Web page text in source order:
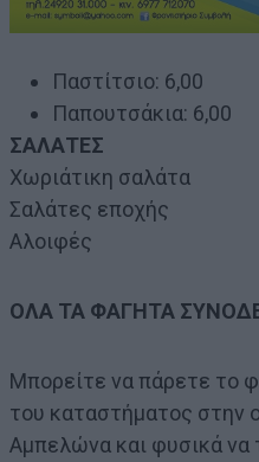
Παστίτσιο: 6,00
Παπουτσάκια: 6,00
ΣΑΛΑΤΕΣ
Χωριάτικη σαλάτα
Σαλάτες εποχής
Αλοιφές
ΟΛΑ ΤΑ ΦΑΓΗΤΑ
Μπορείτε να πάρετε το
του καταστήματος στην
Αμπελώνα και φυσικά να